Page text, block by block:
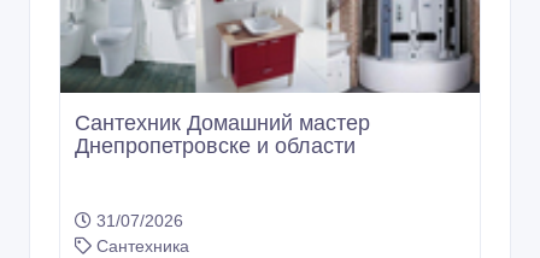
Сантехник Домашний мастер
Днепропетровске и области
31/07/2026
Сантехника